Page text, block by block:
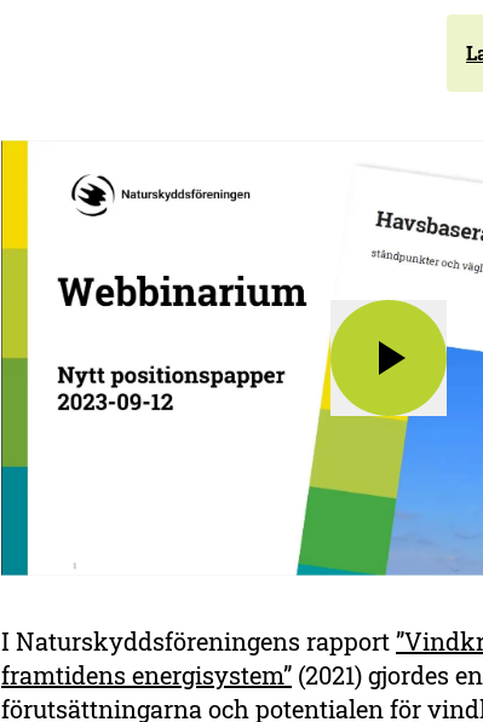
I Naturskyddsföreningens rapport
framtidens energisystem” (2021) gjordes
förutsättningarna och potentialen för